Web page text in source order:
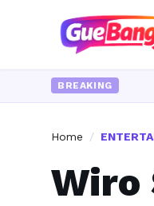
BREAKING
Home /
Wiro